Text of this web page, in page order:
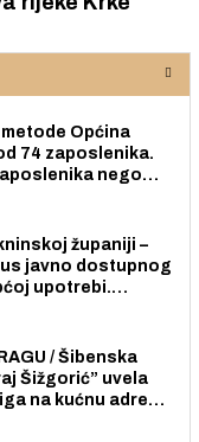
Općina
74 zaposlenika.
nego
županiji –
javno dostupnog
upotrebi.
/ Šibenska
Šižgorić” uvela
na kućnu adresu